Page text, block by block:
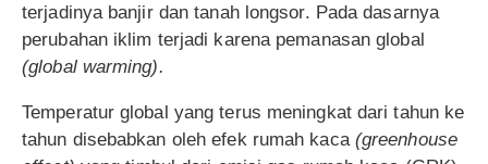
terjadinya banjir dan tanah longsor. Pada dasarnya
perubahan iklim terjadi karena pemanasan global
(global warming).
Temperatur global yang terus meningkat dari tahun ke
tahun disebabkan oleh efek rumah kaca (greenhouse